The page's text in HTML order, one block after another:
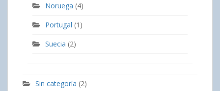
Noruega (4)
Portugal (1)
Suecia (2)
Sin categoría (2)